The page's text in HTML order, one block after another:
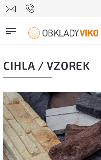
CIHLA / VZOREK